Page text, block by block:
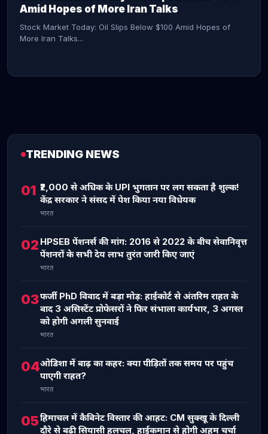
Amid Hopes of More Iran Talks
Stock Market Today: Oil Slips Below $100 Amid Hopes of
More Iran Talks...
TRENDING NEWS
01 ₹2,000 से अधिक के UPI भुगतान पर लग सकता है शुल्क!
केंद्र सरकार ने संसद में पेश किया नया विधेयक
भारत
02 HPSEB पेंशनर्स की मांग: 2016 से 2022 के बीच सेवानिवृत्त
पेंशनरों के सभी देय लाभ तुरंत जारी किए जाएं
भारत
03फर्जी PhD विवाद में बड़ा मोड़: हाईकोर्ट से अंतरिम राहत के
बाद 3 असिस्टेंट प्रोफेसरों ने फिर संभाला कार्यभार, 3 अगस्त
को होगी अगली सुनवाई
भारत
04ओडिशा में बाढ़ का कहर: क्या पीड़ितों तक समय पर पहुंच
पाएगी राहत?
भारत
05हिमाचल में कैबिनेट विस्तार की आहट: CM सुक्खू के दिल्ली
दौरे से बढ़ी सियासी हलचल, हाईकमान से होगी अहम चर्चा